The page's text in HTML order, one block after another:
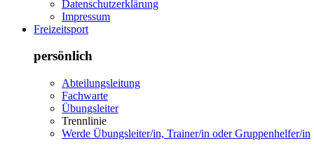
Datenschutzerklärung
Impressum
Freizeitsport
persönlich
Abteilungsleitung
Fachwarte
Übungsleiter
Trennlinie
Werde Übungsleiter/in, Trainer/in oder Gruppenhelfer/in